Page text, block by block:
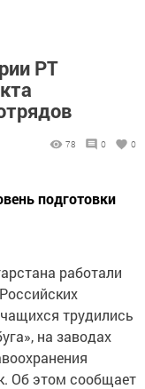
РТ
78 0 0
подготовки
работали
трудились
на заводах
Об этом сообщает